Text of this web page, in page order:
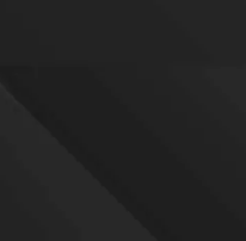
आज के रिडीम कोड आ गए हैं,